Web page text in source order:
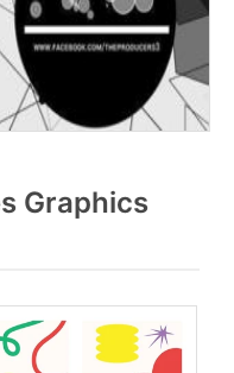
Graphics